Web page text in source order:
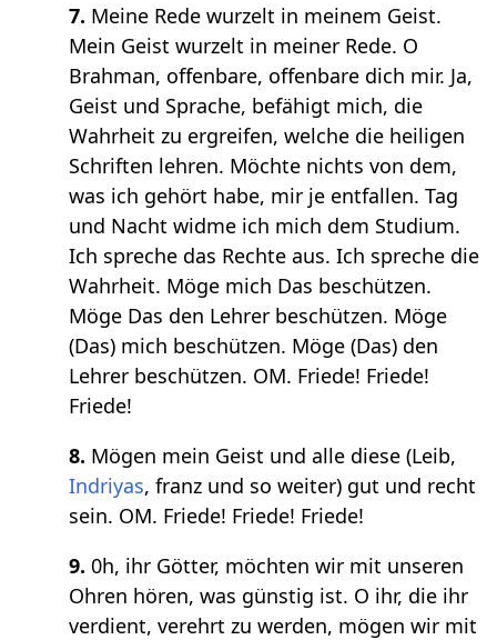
7. Meine Rede wurzelt in meinem Geist.
Mein Geist wurzelt in meiner Rede. O
Brahman, offenbare, offenbare dich mir. Ja,
Geist und Sprache, befähigt mich, die
Wahrheit zu ergreifen, welche die heiligen
Schriften lehren. Möchte nichts von dem,
was ich gehört habe, mir je entfallen. Tag
und Nacht widme ich mich dem Studium.
Ich spreche das Rechte aus. Ich spreche die
Wahrheit. Möge mich Das beschützen.
Möge Das den Lehrer beschützen. Möge
(Das) mich beschützen. Möge (Das) den
Lehrer beschützen. OM. Friede! Friede!
Friede!
8. Mögen mein Geist und alle diese (Leib,
Indriyas, franz und so weiter) gut und recht
sein. OM. Friede! Friede! Friede!
9. 0h, ihr Götter, möchten wir mit unseren
Ohren hören, was günstig ist. O ihr, die ihr
verdient, verehrt zu werden, mögen wir mit